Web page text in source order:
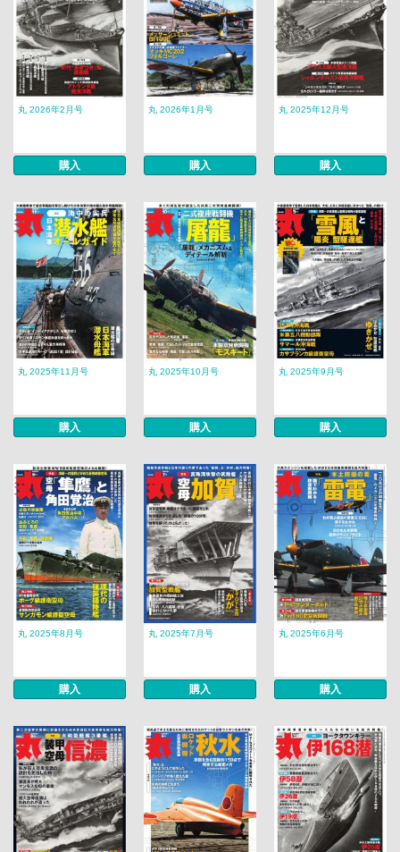
丸 2026年2月号
購入
丸 2026年1月号
購入
丸 2025年12月号
購入
丸 2025年11月号
購入
丸 2025年10月号
購入
丸 2025年9月号
購入
丸 2025年8月号
購入
丸 2025年7月号
購入
丸 2025年6月号
購入